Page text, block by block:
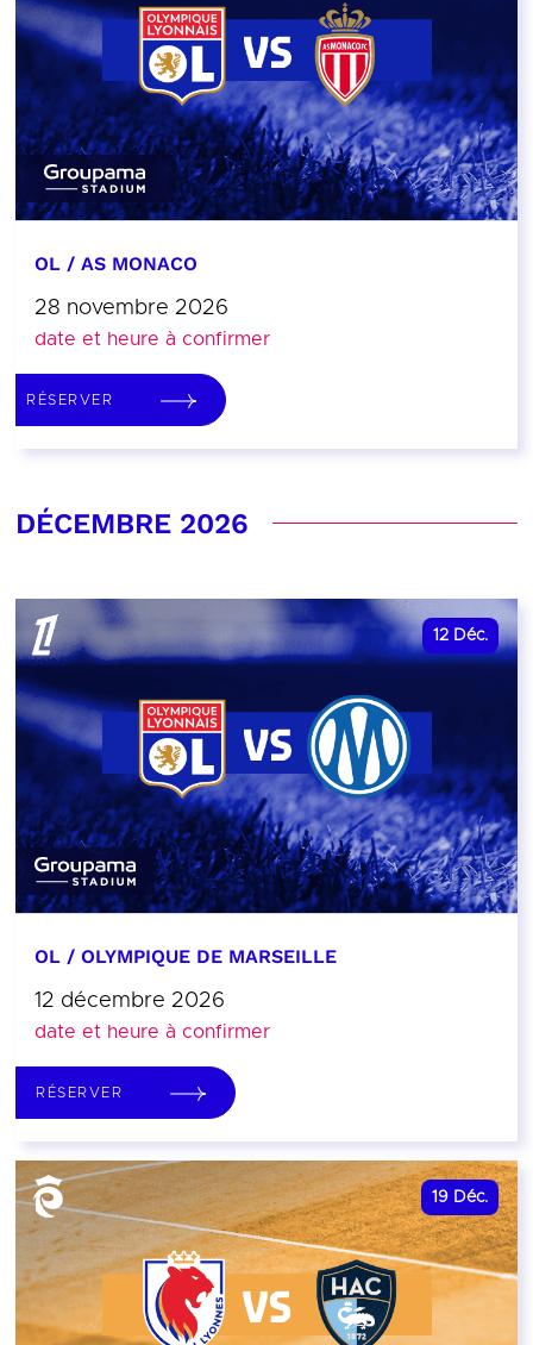
OL / AS MONACO
28 novembre 2026
date et heure à confirmer
RÉSERVER
DÉCEMBRE 2026
12 Déc.
OL / OLYMPIQUE DE MARSEILLE
12 décembre 2026
date et heure à confirmer
RÉSERVER
19 Déc.